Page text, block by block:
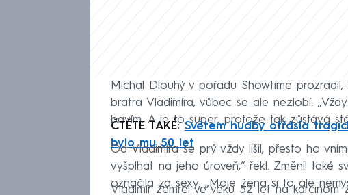
Michal Dlouhý v pořadu Showtime
bratra Vladimíra, vůbec se ale nezlobí.
bavím. A je to super, protože tak zůstává
ČTĚTE TAKÉ:Světem hudby otřásla
bylo mu 50 let
Od Vladimíra se prý vždy lišil, přesto ho
vyšplhat na jeho úroveň,“ řekl. Změnil také
označila za sexy. „Moje žena si to ale
Vladimír zemřel ve věku 52 let na karcinom